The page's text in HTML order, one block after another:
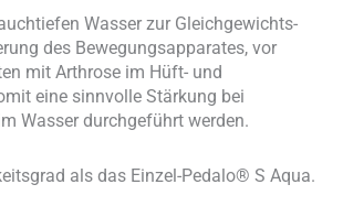
Wasser zur Gleichgewichts-
des Bewegungsapparates, vor
mit Arthrose im Hüft- und
eine sinnvolle Stärkung bei
Wasser durchgeführt werden.
als das Einzel-Pedalo® S Aqua.